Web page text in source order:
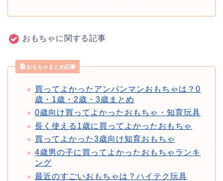
おもちゃに関する記事
おもちゃまとめ記事
買ってよかったアンパンマンおもちゃは？0
歳・1歳・2歳・3歳まとめ
0歳向け買ってよかったおもちゃ・知育玩具
長く使える1歳に買ってよかったおもちゃ
買ってよかった3歳向け知育おもちゃ
4歳男の子に買ってよかったおもちゃランキ
ング
最近のすごいおもちゃは？ハイテク玩具